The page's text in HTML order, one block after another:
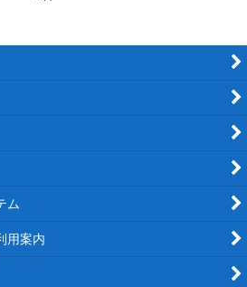
ム
用案内